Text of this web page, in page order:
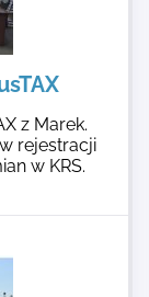
z Marek.
rejestracji
w KRS.